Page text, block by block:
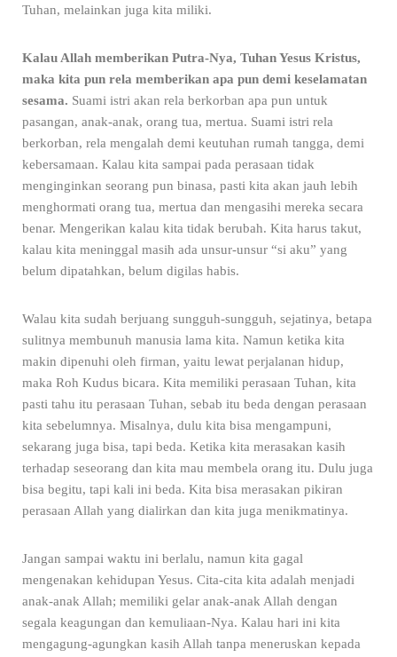
Tuhan, melainkan juga kita miliki.
Kalau Allah memberikan Putra-Nya, Tuhan Yesus Kristus,
maka kita pun rela memberikan apa pun demi keselamatan
sesama. Suami istri akan rela berkorban apa pun untuk
pasangan, anak-anak, orang tua, mertua. Suami istri rela
berkorban, rela mengalah demi keutuhan rumah tangga, demi
kebersamaan. Kalau kita sampai pada perasaan tidak
menginginkan seorang pun binasa, pasti kita akan jauh lebih
menghormati orang tua, mertua dan mengasihi mereka secara
benar. Mengerikan kalau kita tidak berubah. Kita harus takut,
kalau kita meninggal masih ada unsur-unsur “si aku” yang
belum dipatahkan, belum digilas habis.
Walau kita sudah berjuang sungguh-sungguh, sejatinya, betapa
sulitnya membunuh manusia lama kita. Namun ketika kita
makin dipenuhi oleh firman, yaitu lewat perjalanan hidup,
maka Roh Kudus bicara. Kita memiliki perasaan Tuhan, kita
pasti tahu itu perasaan Tuhan, sebab itu beda dengan perasaan
kita sebelumnya. Misalnya, dulu kita bisa mengampuni,
sekarang juga bisa, tapi beda. Ketika kita merasakan kasih
terhadap seseorang dan kita mau membela orang itu. Dulu juga
bisa begitu, tapi kali ini beda. Kita bisa merasakan pikiran
perasaan Allah yang dialirkan dan kita juga menikmatinya.
Jangan sampai waktu ini berlalu, namun kita gagal
mengenakan kehidupan Yesus. Cita-cita kita adalah menjadi
anak-anak Allah; memiliki gelar anak-anak Allah dengan
segala keagungan dan kemuliaan-Nya. Kalau hari ini kita
mengagung-agungkan kasih Allah tanpa meneruskan kepada